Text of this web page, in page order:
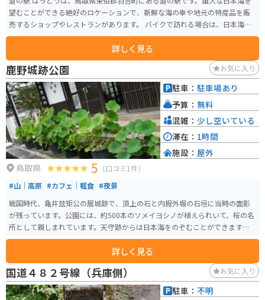
望むことができる絶好のロケーションで、新鮮な海の幸や地元の特産品を販
売するショップやレストランがあります。 バイクで訪れる場合は、日本海沿
岸を走る国道9号線からのアクセスが便利です。道の駅には広い駐車場が完備
されているので、ゆったりと休憩することができます。周辺には、海水浴場
やキャンプ場など、自然を満喫できるスポットも点在しています。 鳥取県の
特産品である、二十世紀梨を使ったスイーツや、新鮮な魚介類を使った料理
がおすすめです。道の駅 はっとうは、観光の拠点としても最適な場所です。
詳しく見る
鹿野城跡公園 お気に入り
鳥取県 5 （口コミ1件）
#山｜高原 #カフェ｜軽食 #夜景
戦国時代、亀井玆矩公の居城跡で、頂上の石と内掘外堀の石垣に当時の面影
が残っています。公園には、約500本のソメイヨシノが植えられいて、桜の名
所として親しまれています。天守跡からは日本海をのぞむことができます。
公園には鯉や白鳥、かもが泳ぎ100円で餌が購入でき、餌やりもできます。春
はソメイヨシノの群生があり、桜の名所として有名で景色が良いのでおすす
めです。「鹿野桜祭り」も開かれます。近くにレトロなカフェもあるので、ゆ
っくりできます。
詳しく見る
駐車： 駐車場あり
予算： 無料
混雑： 少し空いている
滞在： 1時間
施設： 屋外
国道４８２号線（兵庫側） お気に入り
駐車： 不明